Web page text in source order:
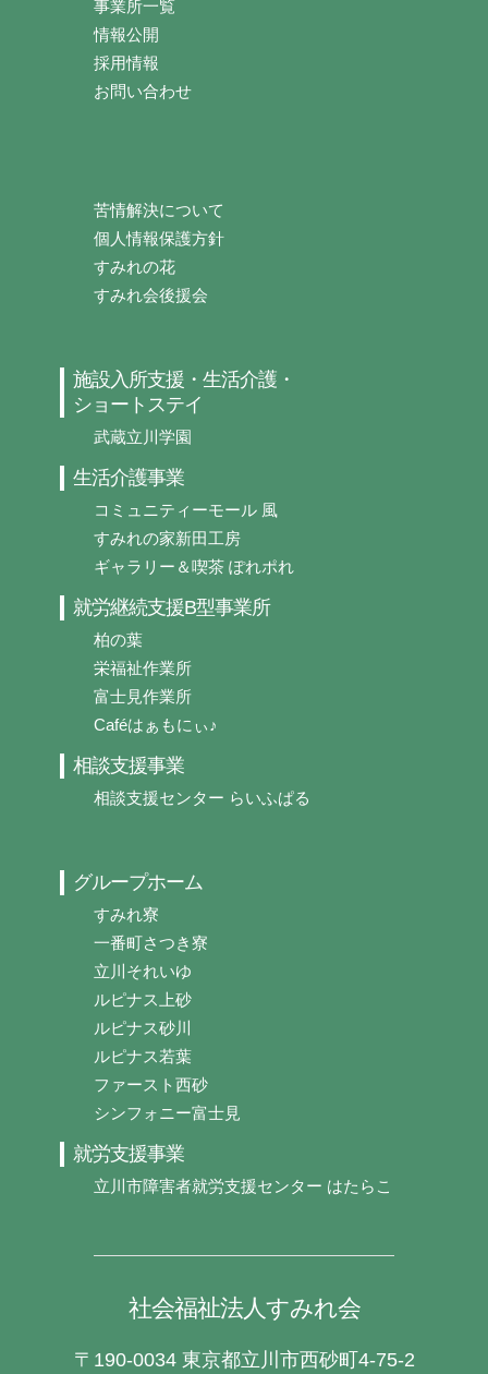
事業所一覧
情報公開
採用情報
お問い合わせ
苦情解決について
個人情報保護方針
すみれの花
すみれ会後援会
施設入所支援・生活介護・
ショートステイ
武蔵立川学園
生活介護事業
コミュニティーモール 風
すみれの家新田工房
ギャラリー＆喫茶 ぽれポれ
就労継続支援B型事業所
柏の葉
栄福祉作業所
富士見作業所
Caféはぁもにぃ♪
相談支援事業
相談支援センター らいふぱる
グループホーム
すみれ寮
一番町さつき寮
立川それいゆ
ルピナス上砂
ルピナス砂川
ルピナス若葉
ファースト西砂
シンフォニー富士見
就労支援事業
立川市障害者就労支援センター はたらこ
社会福祉法人すみれ会
〒190-0034 東京都立川市西砂町4-75-2